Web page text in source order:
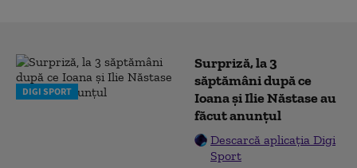
DIGI SPORT
Surpriză, la 3
săptămâni după ce
Ioana și Ilie Năstase au
făcut anunțul
Descarcă aplicația Digi
Sport